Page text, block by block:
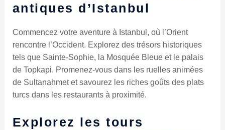
antiques d’Istanbul
Commencez votre aventure à Istanbul, où l’Orient
rencontre l’Occident. Explorez des trésors historiques
tels que Sainte-Sophie, la Mosquée Bleue et le palais
de Topkapi. Promenez-vous dans les ruelles animées
de Sultanahmet et savourez les riches goûts des plats
turcs dans les restaurants à proximité.
Explorez les tours